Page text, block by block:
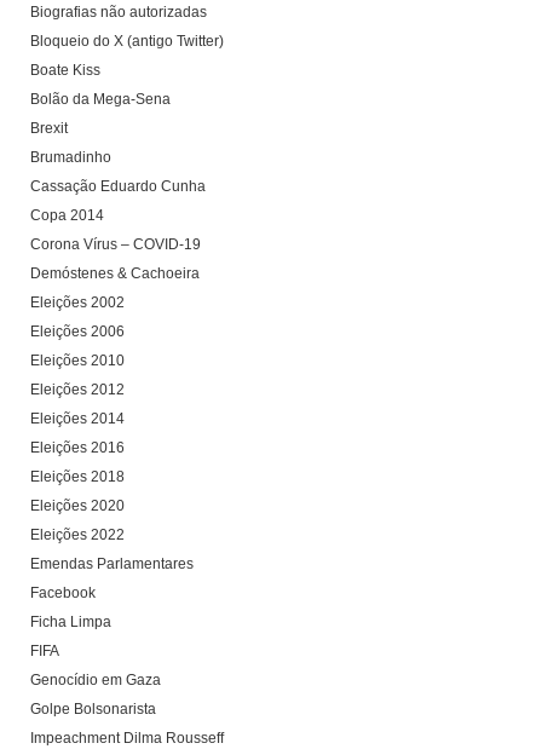
Biografias não autorizadas
Bloqueio do X (antigo Twitter)
Boate Kiss
Bolão da Mega-Sena
Brexit
Brumadinho
Cassação Eduardo Cunha
Copa 2014
Corona Vírus – COVID-19
Demóstenes & Cachoeira
Eleições 2002
Eleições 2006
Eleições 2010
Eleições 2012
Eleições 2014
Eleições 2016
Eleições 2018
Eleições 2020
Eleições 2022
Emendas Parlamentares
Facebook
Ficha Limpa
FIFA
Genocídio em Gaza
Golpe Bolsonarista
Impeachment Dilma Rousseff